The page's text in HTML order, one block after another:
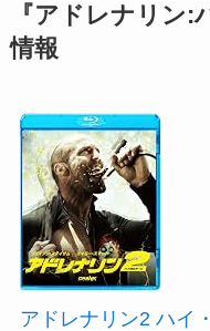
『アドレナリン:
情報
アドレナリン2 ハイ